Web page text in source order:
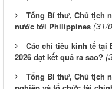
Tổng Bí thư, Chủ tịch
nước tới Philippines (31/
Các chỉ tiêu kinh tế tại
2026 đạt kết quả ra sao?
Tổng Bí thư, Chủ tịch